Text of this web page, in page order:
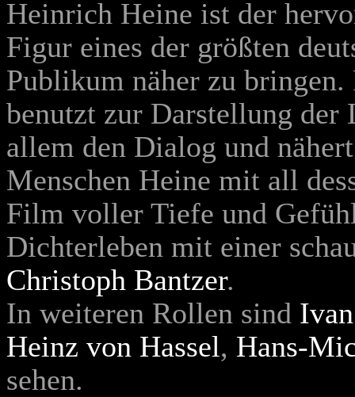
Heinrich Heine ist der
Figur eines der größten
Publikum näher zu
benutzt zur Darstellung der
allem den Dialog und
Menschen Heine mit all
Film voller Tiefe und
Dichterleben mit einer
Christoph Bantzer.
In weiteren Rollen sind
Heinz von Hassel, Hans-
sehen.